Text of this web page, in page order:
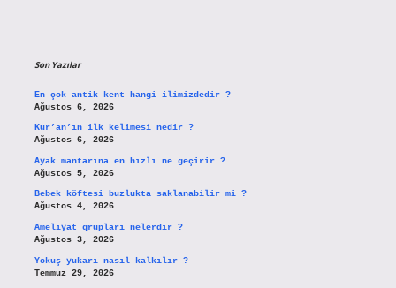
Son Yazılar
En çok antik kent hangi ilimizdedir ?
Ağustos 6, 2026
Kur’an’ın ilk kelimesi nedir ?
Ağustos 6, 2026
Ayak mantarına en hızlı ne geçirir ?
Ağustos 5, 2026
Bebek köftesi buzlukta saklanabilir mi ?
Ağustos 4, 2026
Ameliyat grupları nelerdir ?
Ağustos 3, 2026
Yokuş yukarı nasıl kalkılır ?
Temmuz 29, 2026